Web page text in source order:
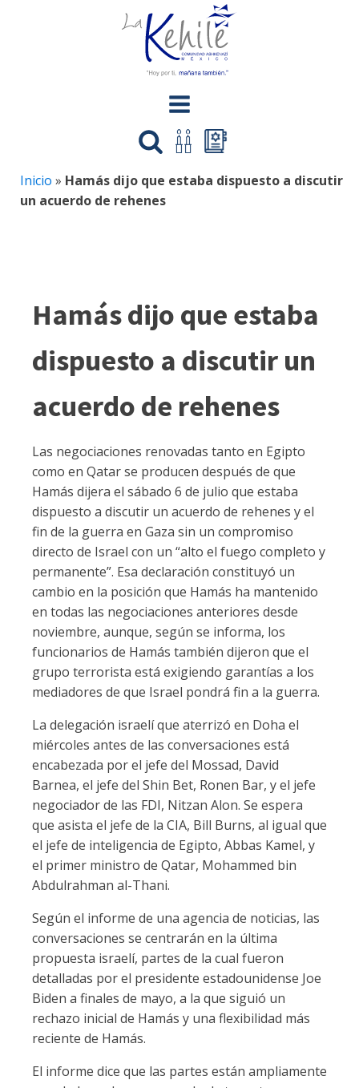
Inicio » Hamás dijo que estaba dispuesto a discutir
un acuerdo de rehenes
Hamás dijo que estaba
dispuesto a discutir un
acuerdo de rehenes
Las negociaciones renovadas tanto en Egipto
como en Qatar se producen después de que
Hamás dijera el sábado 6 de julio que estaba
dispuesto a discutir un acuerdo de rehenes y el
fin de la guerra en Gaza sin un compromiso
directo de Israel con un “alto el fuego completo y
permanente”. Esa declaración constituyó un
cambio en la posición que Hamás ha mantenido
en todas las negociaciones anteriores desde
noviembre, aunque, según se informa, los
funcionarios de Hamás también dijeron que el
grupo terrorista está exigiendo garantías a los
mediadores de que Israel pondrá fin a la guerra.
La delegación israelí que aterrizó en Doha el
miércoles antes de las conversaciones está
encabezada por el jefe del Mossad, David
Barnea, el jefe del Shin Bet, Ronen Bar, y el jefe
negociador de las FDI, Nitzan Alon. Se espera
que asista el jefe de la CIA, Bill Burns, al igual que
el jefe de inteligencia de Egipto, Abbas Kamel, y
el primer ministro de Qatar, Mohammed bin
Abdulrahman al-Thani.
Según el informe de una agencia de noticias, las
conversaciones se centrarán en la última
propuesta israelí, partes de la cual fueron
detalladas por el presidente estadounidense Joe
Biden a finales de mayo, a la que siguió un
rechazo inicial de Hamás y una flexibilidad más
reciente de Hamás.
El informe dice que las partes están ampliamente